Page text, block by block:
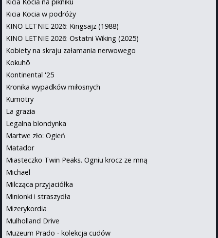
Kicia Kocia w podróży
KINO LETNIE 2026: Kingsajz (1988)
KINO LETNIE 2026: Ostatni Wiking (2025)
Kobiety na skraju załamania nerwowego
Kokuhō
Kontinental '25
Kronika wypadków miłosnych
Kumotry
La grazia
Legalna blondynka
Martwe zło: Ogień
Matador
Miasteczko Twin Peaks. Ogniu krocz ze mną
Michael
Milcząca przyjaciółka
Minionki i straszydła
Mizerykordia
Mulholland Drive
Muzeum Prado - kolekcja cudów